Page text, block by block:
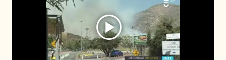
Programas
Club De La Comedia
Contigo en Directo